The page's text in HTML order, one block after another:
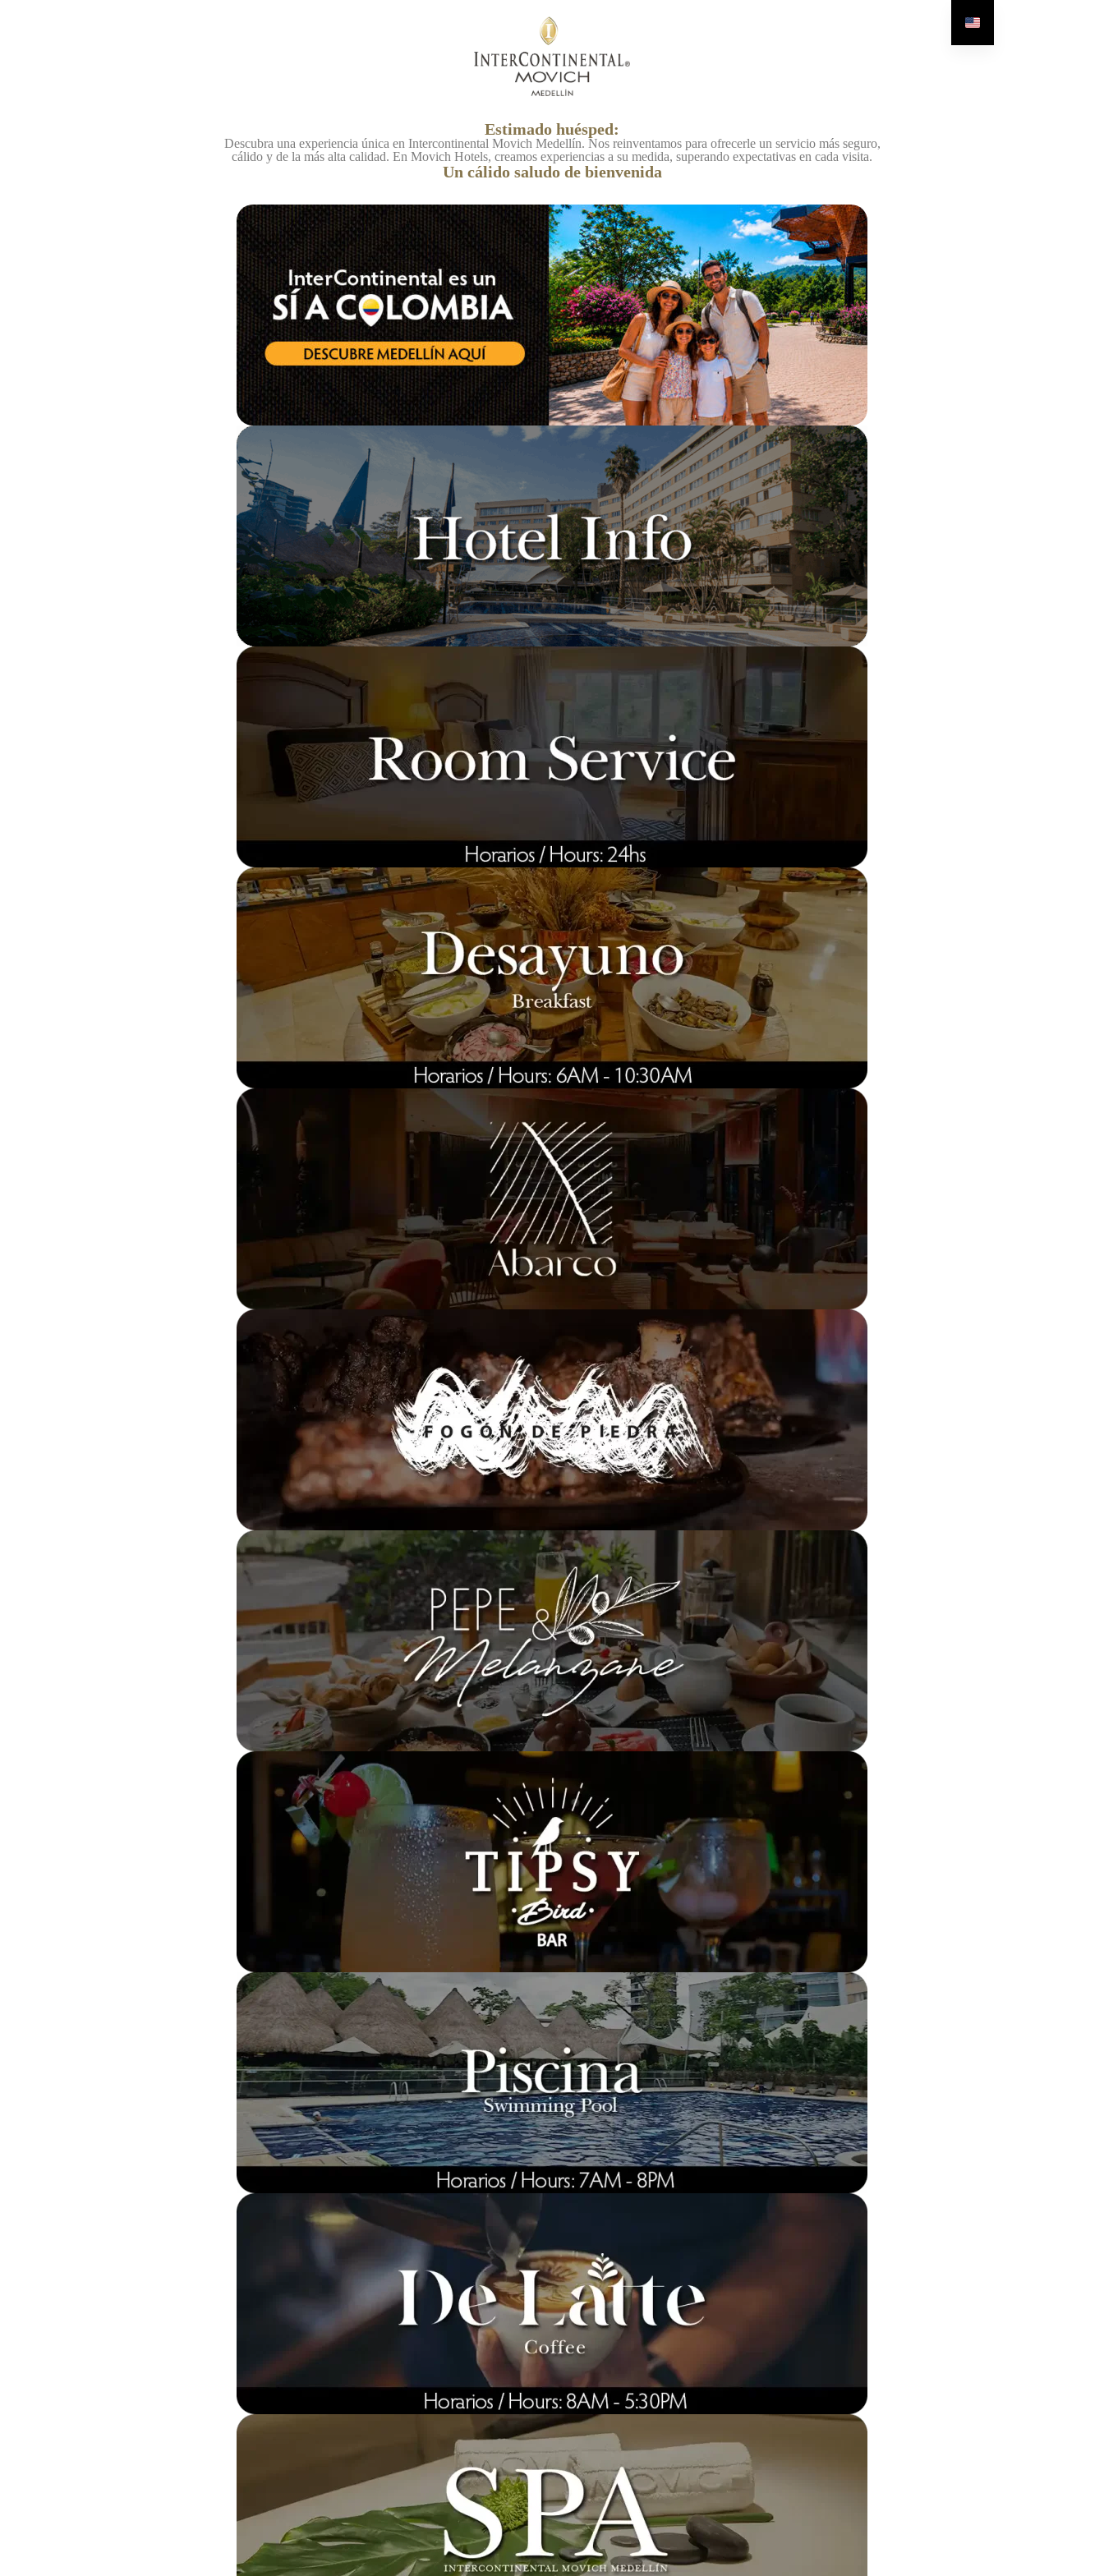
Estimado huésped:
Descubra una experiencia única en Intercontinental Movich Medellín. Nos reinventamos para ofrecerle un servicio más seguro,
cálido y de la más alta calidad. En Movich Hotels, creamos experiencias a su medida, superando expectativas en cada visita.
Un cálido saludo de bienvenida